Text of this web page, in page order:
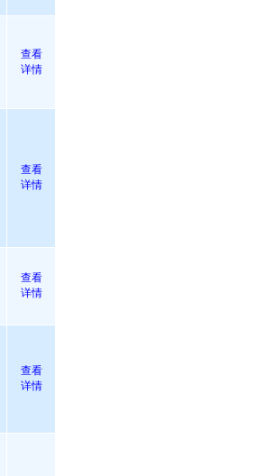
查看
详情
查看
详情
查看
详情
查看
详情